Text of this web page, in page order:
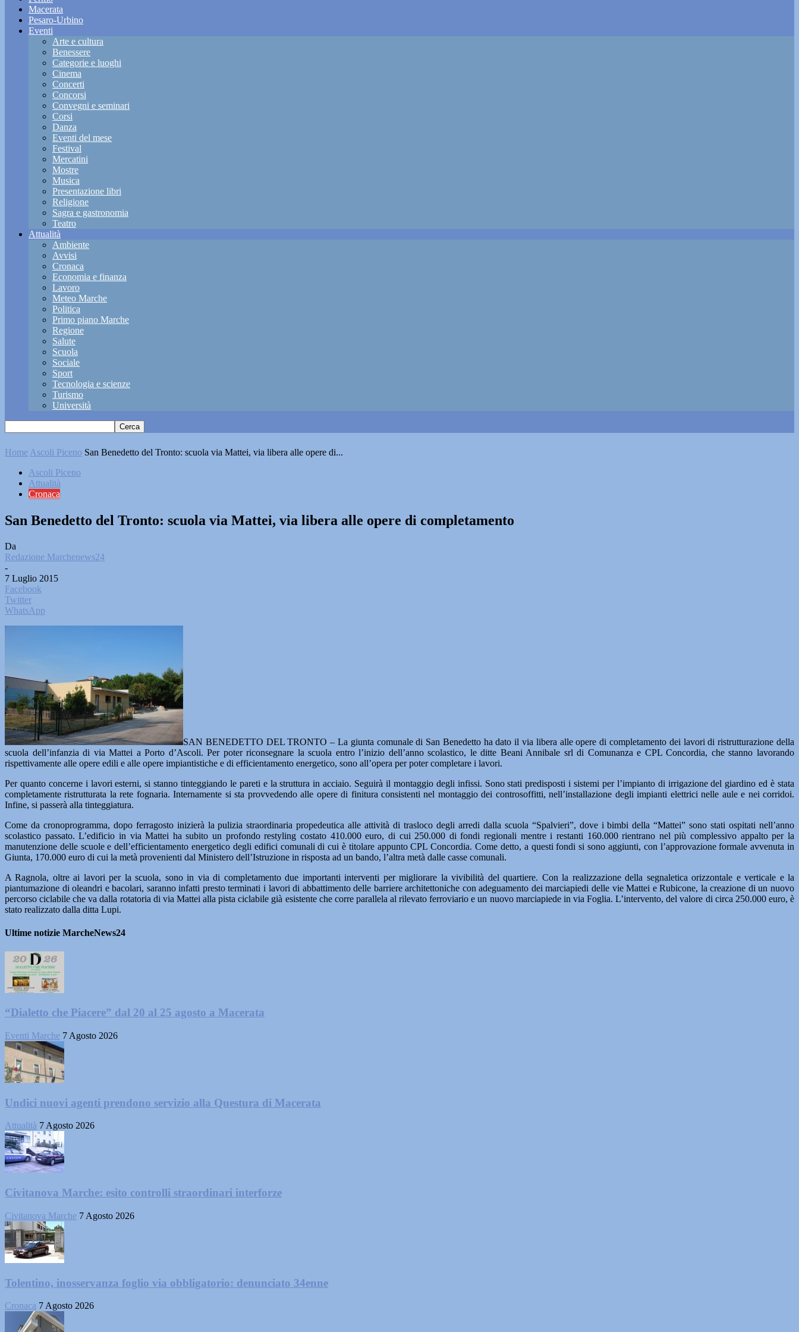
Macerata
Pesaro-Urbino
Eventi
Arte e cultura
Benessere
Categorie e luoghi
Cinema
Concerti
Concorsi
Convegni e seminari
Corsi
Danza
Eventi del mese
Festival
Mercatini
Mostre
Musica
Presentazione libri
Religione
Sagra e gastronomia
Teatro
Attualità
Ambiente
Avvisi
Cronaca
Economia e finanza
Lavoro
Meteo Marche
Politica
Primo piano Marche
Regione
Salute
Scuola
Sociale
Sport
Tecnologia e scienze
Turismo
Università
Home Ascoli Piceno San Benedetto del Tronto: scuola via Mattei, via libera alle opere di...
Ascoli Piceno
Attualità
Cronaca
San Benedetto del Tronto: scuola via Mattei, via libera alle opere di completamento
Da
Redazione Marchenews24
-
7 Luglio 2015
Facebook
Twitter
WhatsApp
SAN BENEDETTO DEL TRONTO – La giunta comunale di San Benedetto ha dato il via libera alle opere di completamento dei lavori di ristrutturazione della
scuola dell’infanzia di via Mattei a Porto d’Ascoli. Per poter riconsegnare la scuola entro l’inizio dell’anno scolastico, le ditte Beani Annibale srl di Comunanza e CPL Concordia, che stanno lavorando
rispettivamente alle opere edili e alle opere impiantistiche e di efficientamento energetico, sono all’opera per poter completare i lavori.
Per quanto concerne i lavori esterni, si stanno tinteggiando le pareti e la struttura in acciaio. Seguirà il montaggio degli infissi. Sono stati predisposti i sistemi per l’impianto di irrigazione del giardino ed è stata
completamente ristrutturata la rete fognaria. Internamente si sta provvedendo alle opere di finitura consistenti nel montaggio dei controsoffitti, nell’installazione degli impianti elettrici nelle aule e nei corridoi.
Infine, si passerà alla tinteggiatura.
Come da cronoprogramma, dopo ferragosto inizierà la pulizia straordinaria propedeutica alle attività di trasloco degli arredi dalla scuola “Spalvieri”, dove i bimbi della “Mattei” sono stati ospitati nell’anno
scolastico passato. L’edificio in via Mattei ha subito un profondo restyling costato 410.000 euro, di cui 250.000 di fondi regionali mentre i restanti 160.000 rientrano nel più complessivo appalto per la
manutenzione delle scuole e dell’efficientamento energetico degli edifici comunali di cui è titolare appunto CPL Concordia. Come detto, a questi fondi si sono aggiunti, con l’approvazione formale avvenuta in
Giunta, 170.000 euro di cui la metà provenienti dal Ministero dell’Istruzione in risposta ad un bando, l’altra metà dalle casse comunali.
A Ragnola, oltre ai lavori per la scuola, sono in via di completamento due importanti interventi per migliorare la vivibilità del quartiere. Con la realizzazione della segnaletica orizzontale e verticale e la
piantumazione di oleandri e bacolari, saranno infatti presto terminati i lavori di abbattimento delle barriere architettoniche con adeguamento dei marciapiedi delle vie Mattei e Rubicone, la creazione di un nuovo
percorso ciclabile che va dalla rotatoria di via Mattei alla pista ciclabile già esistente che corre parallela al rilevato ferroviario e un nuovo marciapiede in via Foglia. L’intervento, del valore di circa 250.000 euro, è
stato realizzato dalla ditta Lupi.
Ultime notizie MarcheNews24
“Dialetto che Piacere” dal 20 al 25 agosto a Macerata
Eventi Marche 7 Agosto 2026
Undici nuovi agenti prendono servizio alla Questura di Macerata
Attualità 7 Agosto 2026
Civitanova Marche: esito controlli straordinari interforze
Civitanova Marche 7 Agosto 2026
Tolentino, inosservanza foglio via obbligatorio: denunciato 34enne
Cronaca 7 Agosto 2026